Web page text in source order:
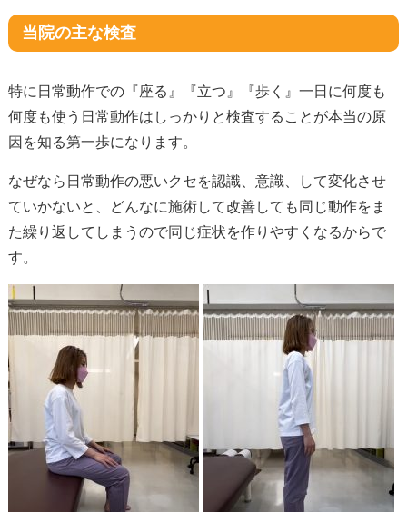
当院の主な検査
特に日常動作での『座る』『立つ』『歩く』一日に何度も
何度も使う日常動作はしっかりと検査することが本当の原
因を知る第一歩になります。
なぜなら日常動作の悪いクセを認識、意識、して変化させ
ていかないと、どんなに施術して改善しても同じ動作をま
た繰り返してしまうので同じ症状を作りやすくなるからで
す。